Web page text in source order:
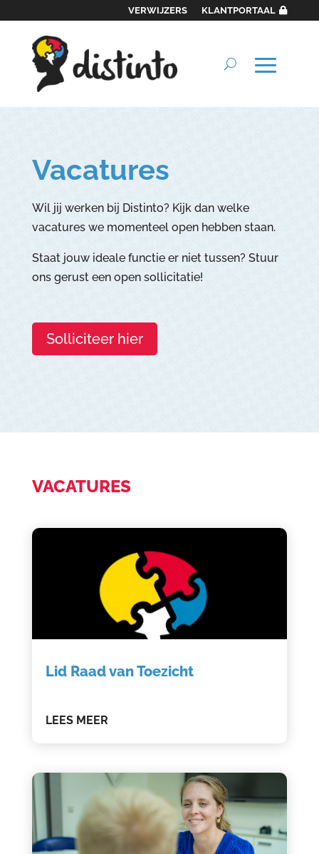
VERWIJZERS KLANTPORTAAL
Vacatures
Wil jij werken bij Distinto? Kijk dan welke
vacatures we momenteel open hebben staan.
Staat jouw ideale functie er niet tussen? Stuur
ons gerust een open sollicitatie!
Solliciteer hier
VACATURES
Lid Raad van Toezicht
LEES MEER